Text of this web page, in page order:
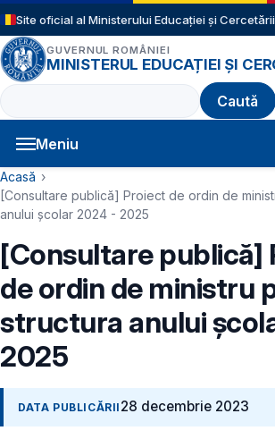
Sari la conținutul principal
Site oficial al Ministerului Educației și Cercetării
GUVERNUL ROMÂNIEI
MINISTERUL EDUCAȚIEI ȘI
Caută
Meniu
Navigație principală
Cale de navigare
Acasă
[Consultare publică] Proiect de ordin de
anului şcolar 2024 - 2025
[Consultare publică]
de ordin de ministru
structura anului
2025
DATA PUBLICĂRII 28 decembrie 2023